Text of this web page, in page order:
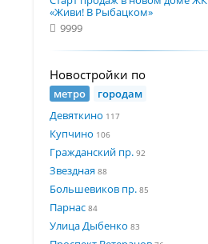
«Живи! В Рыбацком»
9999
Новостройки по
метро
городам
Девяткино 117
Купчино 106
Гражданский пр. 92
Звездная 88
Большевиков пр. 85
Парнас 84
Улица Дыбенко 83